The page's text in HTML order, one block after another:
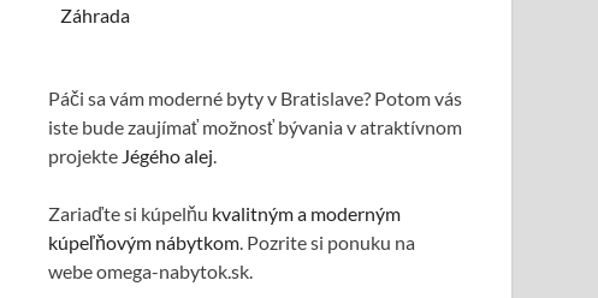
Záhrada
Páči sa vám moderné byty v Bratislave? Potom vás
iste bude zaujímať možnosť bývania v atraktívnom
projekte Jégého alej.
Zariaďte si kúpelňu kvalitným a moderným
kúpeľňovým nábytkom. Pozrite si ponuku na
webe omega-nabytok.sk.